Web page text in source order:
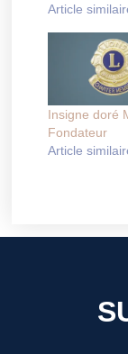
Article
Insigne doré
Fondateur
Article